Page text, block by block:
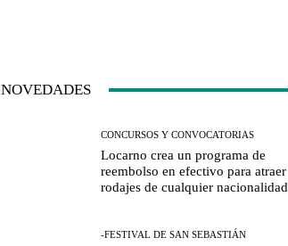
NOVEDADES
CONCURSOS Y CONVOCATORIAS
Locarno crea un programa de
reembolso en efectivo para atraer
rodajes de cualquier nacionalidad
-FESTIVAL DE SAN SEBASTIÁN